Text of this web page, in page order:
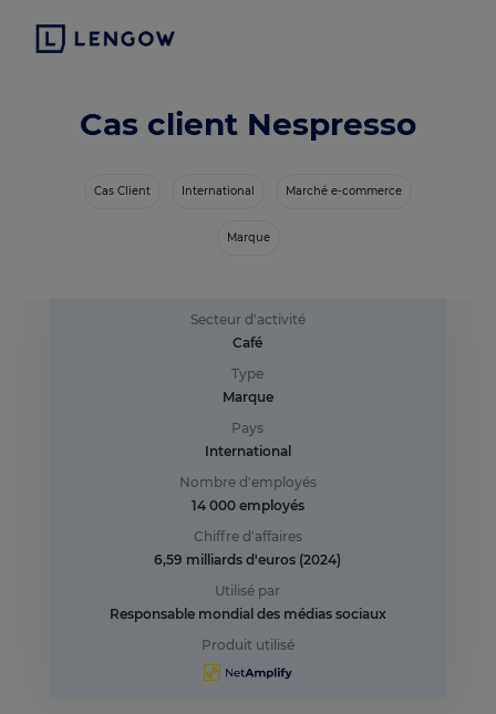
Cas client Nespresso
Cas Client International Marché e-commerce
Marque
Secteur d'activité
Café
Type
Marque
Pays
International
Nombre d'employés
14 000 employés
Chiffre d'affaires
6,59 milliards d'euros (2024)
Utilisé par
Responsable mondial des médias sociaux
Produit utilisé